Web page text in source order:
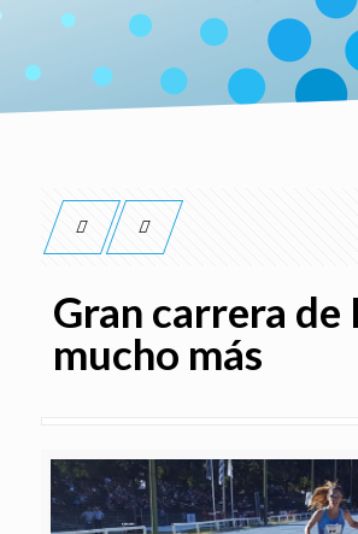
Gran carrera de
mucho más